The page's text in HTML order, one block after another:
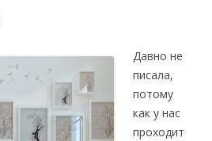
Давно не
писала,
потому
как у нас
проходит